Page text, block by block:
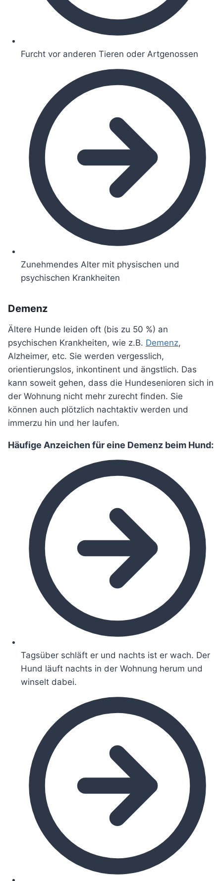
Furcht vor anderen Tieren oder Artgenossen
Zunehmendes Alter mit physischen und
psychischen Krankheiten
Demenz
Ältere Hunde leiden oft (bis zu 50 %) an
psychischen Krankheiten, wie z.B. Demenz,
Alzheimer, etc. Sie werden vergesslich,
orientierungslos, inkontinent und ängstlich. Das
kann soweit gehen, dass die Hundesenioren sich in
der Wohnung nicht mehr zurecht finden. Sie
können auch plötzlich nachtaktiv werden und
immerzu hin und her laufen.
Häufige Anzeichen für eine Demenz beim Hund:
Tagsüber schläft er und nachts ist er wach. Der
Hund läuft nachts in der Wohnung herum und
winselt dabei.